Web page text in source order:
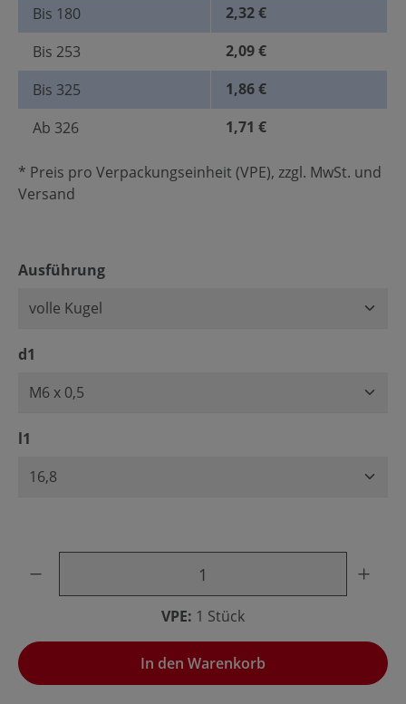
Bis 180
2,32 €
Bis 253
2,09 €
Bis 325
1,86 €
Ab 326 1,71 €
* Preis pro Verpackungseinheit (VPE), zzgl. MwSt. und
Versand
Ausführungauswählen
d1
l1
VPE: 1 Stück
In den Warenkorb